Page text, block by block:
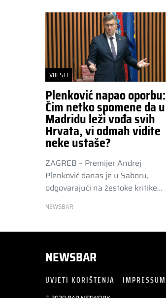
VIJESTI
Plenković napao oporbu:
Čim netko spomene da u
Madridu leži vođa svih
Hrvata, vi odmah vidite
neke ustaše?
ZAGREB – Premijer Andrej
Plenković danas je u Saboru,
odgovarajući na žestoke kritike…
NEWSBAR
NEWSBAR
UVJETI KORIŠTENJA IMPRESSUM